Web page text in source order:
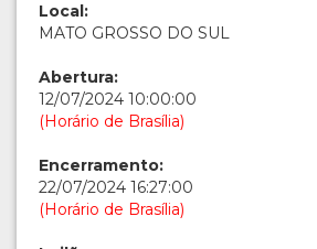
Local:
MATO GROSSO DO SUL
Abertura:
12/07/2024 10:00:00
(Horário de Brasília)
Encerramento:
22/07/2024 16:27:00
(Horário de Brasília)